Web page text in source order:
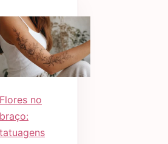
Flores no
braço:
tatuagens